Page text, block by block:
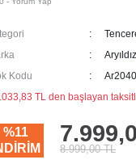
Aryıldız
Kodu
TL den başlayan
%11
8.999,00 TL